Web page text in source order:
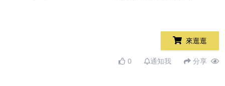
來逛逛
0 通知我 分享